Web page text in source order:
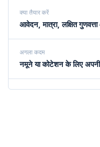
क्या तैयार करें
आवेदन, मात्रा, लक्षित
अगला कदम
नमूने या कोटेशन के लिए